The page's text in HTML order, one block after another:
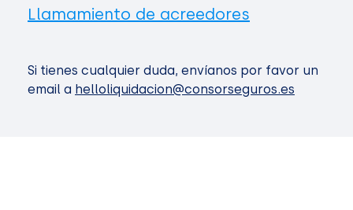
Llamamiento de acreedores
Si tienes cualquier duda, envíanos por favor un
email a helloliquidacion@consorseguros.es